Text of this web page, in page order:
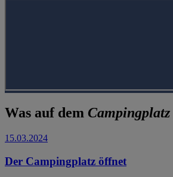
Was auf dem Campingplatz
15.03.2024
Der Campingplatz öffnet